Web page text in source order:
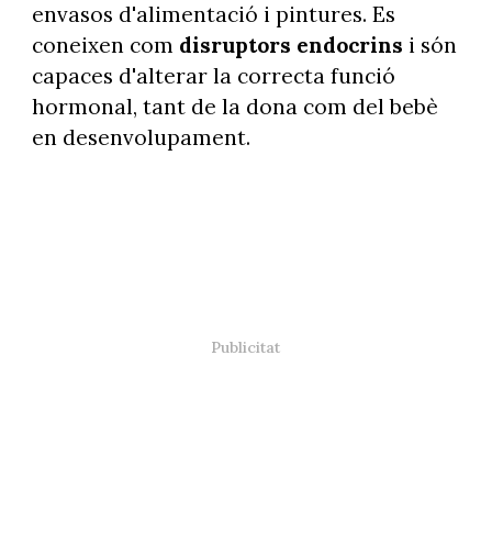
envasos d'alimentació i pintures. Es
coneixen com disruptors endocrins i són
capaces d'alterar la correcta funció
hormonal, tant de la dona com del bebè
en desenvolupament.